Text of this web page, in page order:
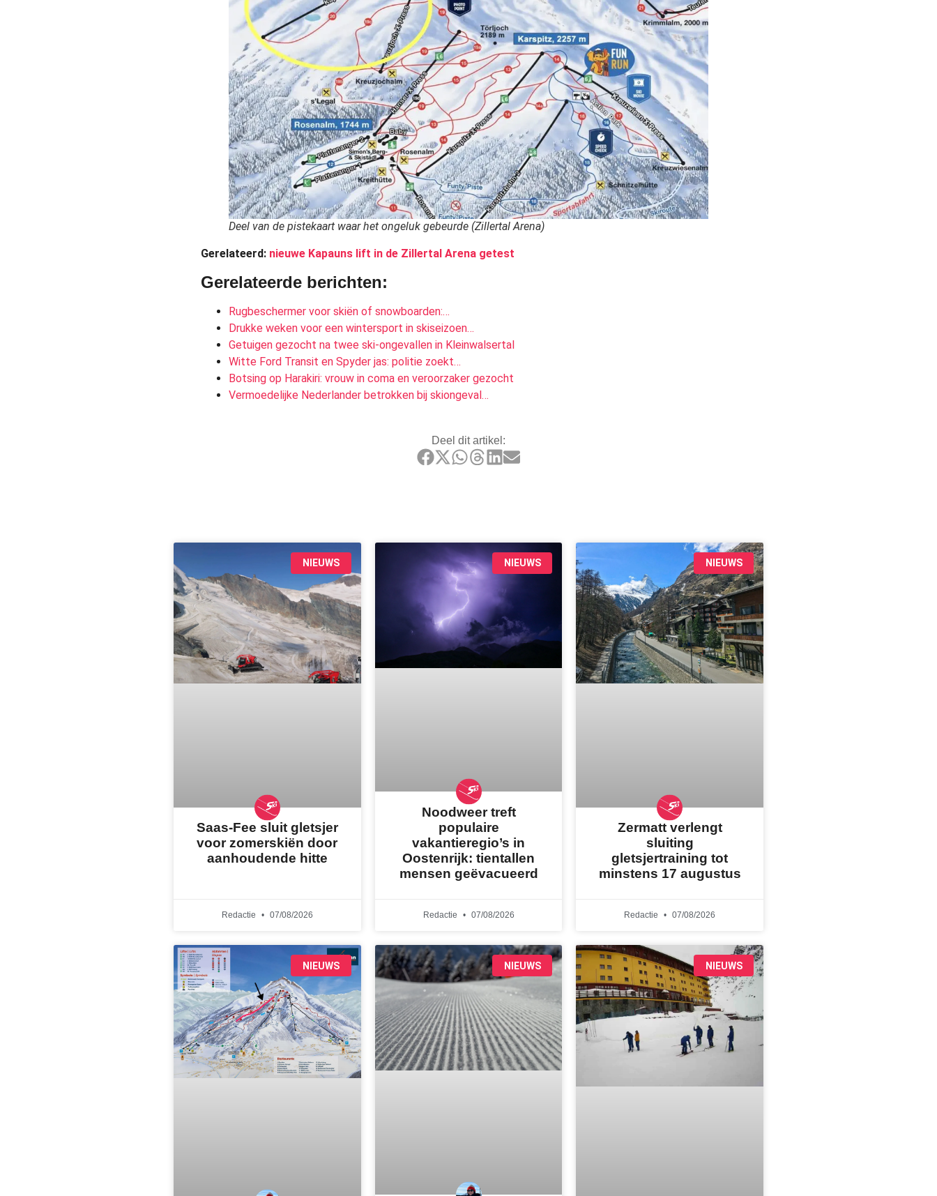
Deel van de pistekaart waar het ongeluk gebeurde (Zillertal Arena)
Gerelateerd: nieuwe Kapauns lift in de Zillertal Arena getest
Gerelateerde berichten:
Rugbeschermer voor skiën of snowboarden:…
Drukke weken voor een wintersport in skiseizoen…
Getuigen gezocht na twee ski-ongevallen in Kleinwalsertal
Witte Ford Transit en Spyder jas: politie zoekt…
Botsing op Harakiri: vrouw in coma en veroorzaker gezocht
Vermoedelijke Nederlander betrokken bij skiongeval…
Deel dit artikel:
NIEUWS
Saas-Fee sluit gletsjer
voor zomerskiën door
aanhoudende hitte
Redactie 07/08/2026
NIEUWS
Noodweer treft
populaire
vakantieregio’s in
Oostenrijk: tientallen
mensen geëvacueerd
Redactie 07/08/2026
NIEUWS
Zermatt verlengt
sluiting
gletsjertraining tot
minstens 17 augustus
Redactie 07/08/2026
NIEUWS NIEUWS NIEUWS